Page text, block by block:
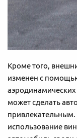
Кроме того,
изменен с
может сделать
использование